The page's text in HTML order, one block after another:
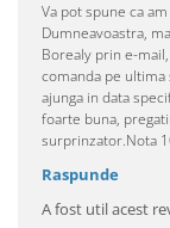
Va pot spune ca
Dumneavoastra,
Borealy prin e-
comanda pe
ajunga in data
foarte buna,
surprinzator.Nota
Raspunde
A fost util acest